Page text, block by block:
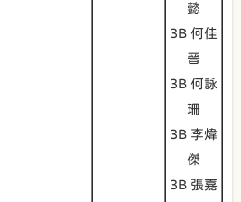
懿
3B 何佳
晉
3B 何詠
珊
3B 李煒
傑
3B 張嘉